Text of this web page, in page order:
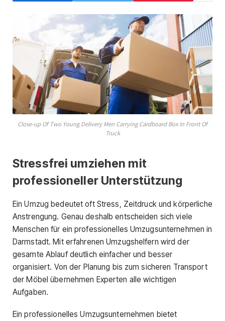
Close-up Of Two Young Delivery Men Carrying Cardboard Box In Front Of
Truck
Stressfrei umziehen mit
professioneller Unterstützung
Ein Umzug bedeutet oft Stress, Zeitdruck und körperliche
Anstrengung. Genau deshalb entscheiden sich viele
Menschen für ein professionelles Umzugsunternehmen in
Darmstadt. Mit erfahrenen Umzugshelfern wird der
gesamte Ablauf deutlich einfacher und besser
organisiert. Von der Planung bis zum sicheren Transport
der Möbel übernehmen Experten alle wichtigen
Aufgaben.
Ein professionelles Umzugsunternehmen bietet